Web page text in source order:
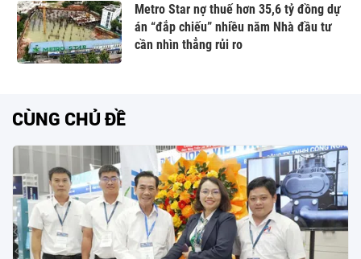
Metro Star nợ thuế hơn 35,6 tỷ đồng dự
án “đắp chiếu” nhiều năm Nhà đầu tư
cần nhìn thẳng rủi ro
CÙNG CHỦ ĐỀ